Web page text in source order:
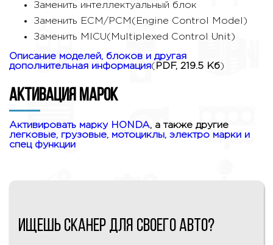
Заменить интеллектуальный блок
Заменить ECM/PCM(Engine Control Model)
Заменить MICU(Multiplexed Control Unit)
Описание моделей, блоков и другая
дополнительная информация( PDF, 219.5 Кб)
Активация марок
Активировать марку HONDA, а также другие
легковые, грузовые, мотоциклы, электро марки и
спец функции
Ищешь сканер для своего авто?